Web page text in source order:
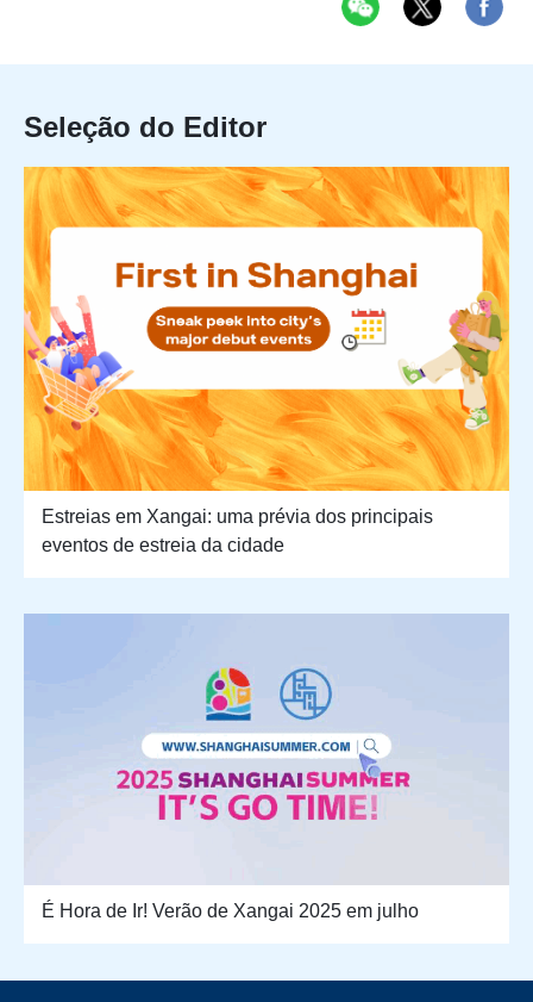
Seleção do Editor
Estreias em Xangai: uma prévia dos principais
eventos de estreia da cidade
É Hora de Ir! Verão de Xangai 2025 em julho